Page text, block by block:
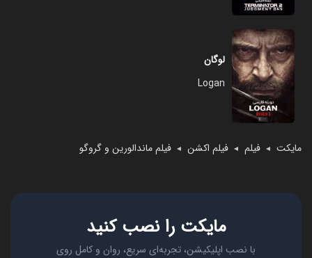
مایکت ◄ فیلم ◄ فیلم اکشن ◄ فیلم ماندالورین و گروگو
لوگان
Logan
مایکت را نصب کنید
با نصب اپلیکیشن، تجربه‌ای سریع، روان و کامل روی